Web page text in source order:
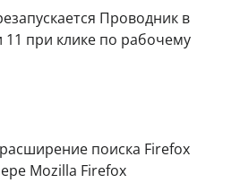
Проводник в
11 при клике по рабочему
поиска Firefox
Mozilla Firefox